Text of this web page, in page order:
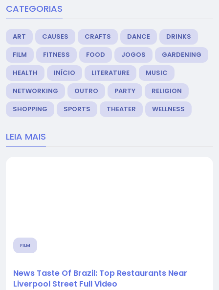
CATEGORIAS
ART CAUSES CRAFTS DANCE
DRINKS
FILM
FITNESS FOOD JOGOS
GARDENING
HEALTH
INÍCIO LITERATURE
MUSIC
NETWORKING
OUTRO PARTY
RELIGION
SHOPPING
SPORTS THEATER WELLNESS
LEIA MAIS
FILM
News Taste Of Brazil: Top Restaurants Near
Liverpool Street Full Video